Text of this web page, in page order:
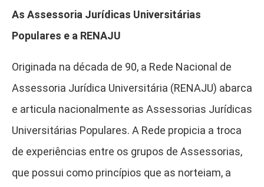
As Assessoria Jurídicas Universitárias
Populares e a RENAJU
Originada na década de 90, a Rede Nacional de
Assessoria Jurídica Universitária (RENAJU) abarca
e articula nacionalmente as Assessorias Jurídicas
Universitárias Populares. A Rede propicia a troca
de experiências entre os grupos de Assessorias,
que possui como princípios que as norteiam, a